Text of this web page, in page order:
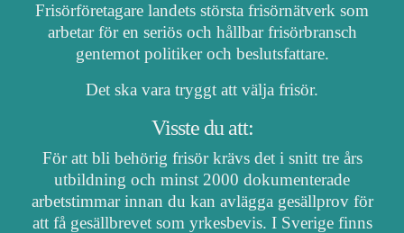
Frisörföretagare landets största frisörnätverk som
arbetar för en seriös och hållbar frisörbransch
gentemot politiker och beslutsfattare.
Det ska vara tryggt att välja frisör.
Visste du att:
För att bli behörig frisör krävs det i snitt tre års
utbildning och minst 2000 dokumenterade
arbetstimmar innan du kan avlägga gesällprov för
att få gesällbrevet som yrkesbevis. I Sverige finns